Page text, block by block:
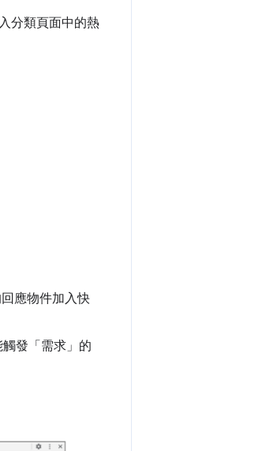
分類頁面中的熱
應物件加入快
發「需求」的